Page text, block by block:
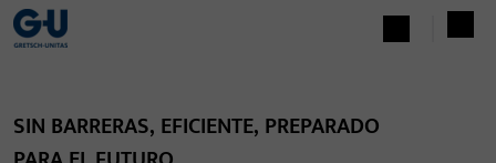
SIN BARRERAS, EFICIENTE, PREPARADO